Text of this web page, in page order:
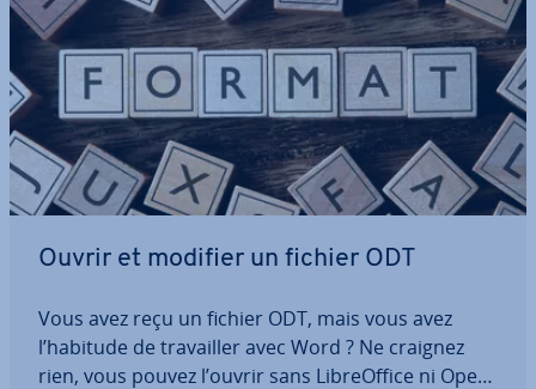
Ouvrir et modifier un fichier ODT
Vous avez reçu un fichier ODT, mais vous avez
l’habitude de tra­vail­ler avec Word ? Ne craignez
rien, vous pouvez l’ouvrir sans Li­breOf­fice ni Ope­